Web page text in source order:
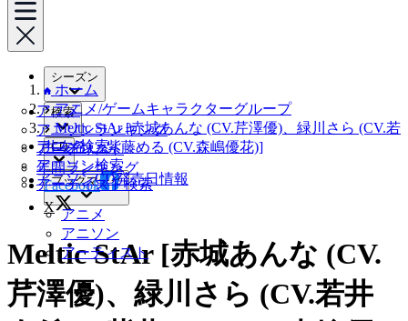
シーズン
アニメ
アニソンランキング
アーティスト
年間ランキング
検索
アニメ検索
アニソン検索
アーティスト検索
CD
アニソンCD発売日情報
ブックマーク
アニメ
アニソン
アーティスト
ホーム
アニメ/ゲームキャラクターグループ
Meltic StAr [赤城あんな (CV.芹澤優)、緑川さら (CV.若
井友希)、紫藤める (CV.森嶋優花)]
Facebook
X
Meltic StAr [赤城あんな (CV.
芹澤優)、緑川さら (CV.若井